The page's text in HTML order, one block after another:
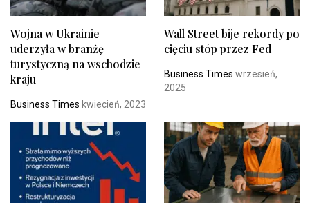
Wojna w Ukrainie
uderzyła w branżę
turystyczną na wschodzie
kraju
Business Times kwiecień, 2023
Wall Street bije rekordy po
cięciu stóp przez Fed
Business Times wrzesień,
2025